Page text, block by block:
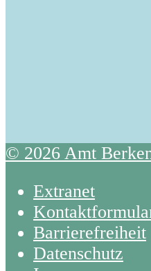
© 2026 Amt
Extranet
Barrierefreiheit
Datenschutz